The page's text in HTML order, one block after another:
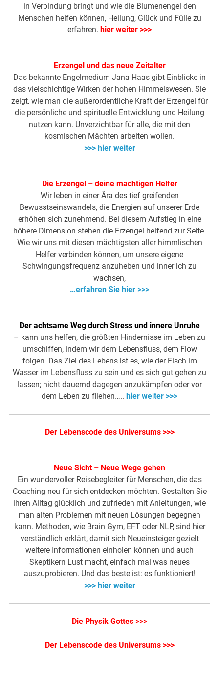
in Verbindung bringt und wie die Blumenengel den
Menschen helfen können, Heilung, Glück und Fülle zu
erfahren. hier weiter >>>
Erzengel und das neue Zeitalter
Das bekannte Engelmedium Jana Haas gibt Einblicke in
das vielschichtige Wirken der hohen Himmelswesen. Sie
zeigt, wie man die außerordentliche Kraft der Erzengel für
die persönliche und spirituelle Entwicklung und Heilung
nutzen kann. Unverzichtbar für alle, die mit den
kosmischen Mächten arbeiten wollen.
>>> hier weiter
Die Erzengel – deine mächtigen Helfer
Wir leben in einer Ära des tief greifenden
Bewusstseinswandels, die Energien auf unserer Erde
erhöhen sich zunehmend. Bei diesem Aufstieg in eine
höhere Dimension stehen die Erzengel helfend zur Seite.
Wie wir uns mit diesen mächtigsten aller himmlischen
Helfer verbinden können, um unsere eigene
Schwingungsfrequenz anzuheben und innerlich zu
wachsen,
…erfahren Sie hier >>>
Der achtsame Weg durch Stress und innere Unruhe
– kann uns helfen, die größten Hindernisse im Leben zu
umschiffen, indem wir dem Lebensfluss, dem Flow
folgen. Das Ziel des Lebens ist es, wie der Fisch im
Wasser im Lebensfluss zu sein und es sich gut gehen zu
lassen; nicht dauernd dagegen anzukämpfen oder vor
dem Leben zu fliehen….. hier weiter >>>
Der Lebenscode des Universums >>>
Neue Sicht – Neue Wege gehen
Ein wundervoller Reisebegleiter für Menschen, die das
Coaching neu für sich entdecken möchten. Gestalten Sie
ihren Alltag glücklich und zufrieden mit Anleitungen, wie
man alten Problemen mit neuen Lösungen begegnen
kann. Methoden, wie Brain Gym, EFT oder NLP, sind hier
verständlich erklärt, damit sich Neueinsteiger gezielt
weitere Informationen einholen können und auch
Skeptikern Lust macht, einfach mal was neues
auszuprobieren. Und das beste ist: es funktioniert!
>>> hier weiter
Die Physik Gottes >>>
Der Lebenscode des Universums >>>